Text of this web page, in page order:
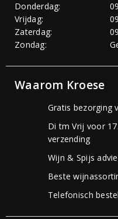
Donderdag:
Vrijdag:
Zaterdag:
Zondag:
Waarom Kroese
Gratis bezorging
Di tm Vrij voor
verzending
Wijn & Spijs
Beste
Telefonisch